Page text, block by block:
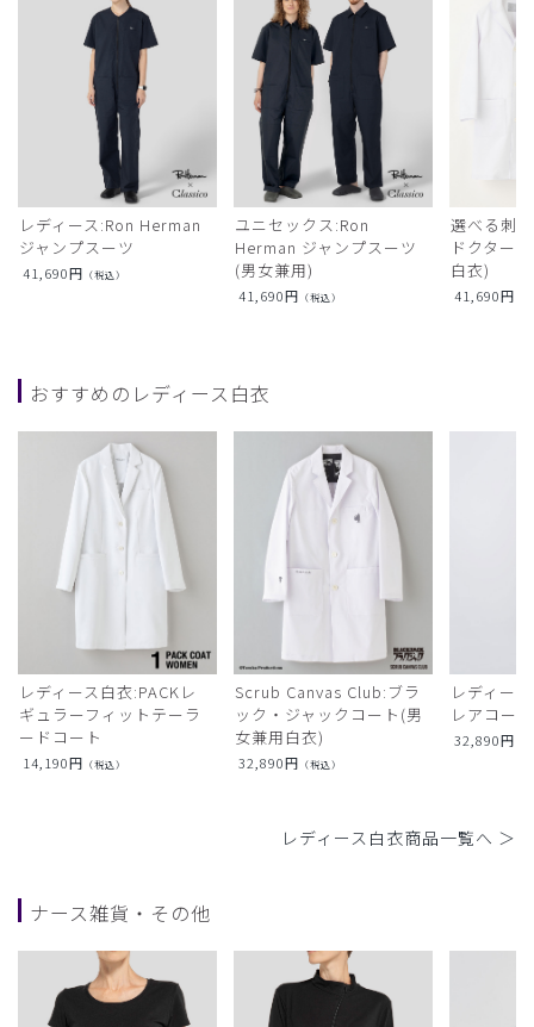
レディース:Ron Herman
ジャンプスーツ
41,690円 （税込）
ユニセックス:Ron
Herman ジャンプスーツ
(男女兼用)
41,690円 （税込）
選べる刺
ドクター
白衣)
41,690円
おすすめのレディース白衣
レディース白衣:PACKレ
ギュラーフィットテーラ
ードコート
14,190円 （税込）
Scrub Canvas Club:ブラ
ック・ジャックコート(男
女兼用白衣)
32,890円 （税込）
レディー
レアコート
32,890円
レディース白衣商品一覧へ ＞
ナース雑貨・その他